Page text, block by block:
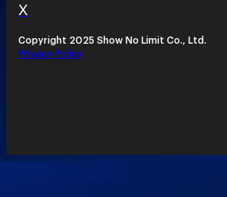
X
Copyright 2025 Show No Limit Co., Ltd.
Privacy Policy